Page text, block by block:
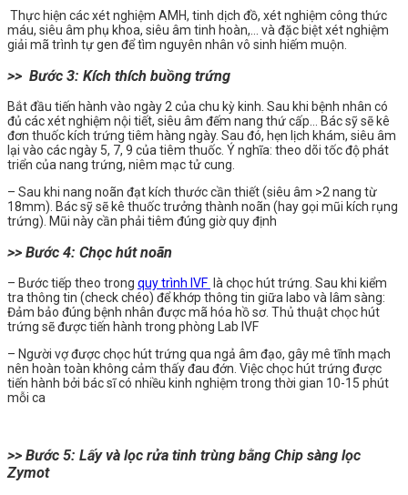
Thực hiện các xét nghiệm AMH, tinh dịch đồ, xét nghiệm công thức
máu, siêu âm phụ khoa, siêu âm tinh hoàn,… và đặc biệt xét nghiệm
giải mã trình tự gen để tìm nguyên nhân vô sinh hiếm muộn.
>> Bước 3: Kích thích buồng trứng
Bắt đầu tiến hành vào ngày 2 của chu kỳ kinh. Sau khi bệnh nhân có
đủ các xét nghiệm nội tiết, siêu âm đếm nang thứ cấp… Bác sỹ sẽ kê
đơn thuốc kích trứng tiêm hàng ngày. Sau đó, hẹn lịch khám, siêu âm
lại vào các ngày 5, 7, 9 của tiêm thuốc. Ý nghĩa: theo dõi tốc độ phát
triển của nang trứng, niêm mạc tử cung.
– Sau khi nang noãn đạt kích thước cần thiết (siêu âm >2 nang từ
18mm). Bác sỹ sẽ kê thuốc trưởng thành noãn (hay gọi mũi kích rụng
trứng). Mũi này cần phải tiêm đúng giờ quy định
>> Bước 4: Chọc hút noãn
– Bước tiếp theo trong quy trình IVF là chọc hút trứng. Sau khi kiểm
tra thông tin (check chéo) để khớp thông tin giữa labo và lâm sàng:
Đảm bảo đúng bệnh nhân được mã hóa hồ sơ. Thủ thuật chọc hút
trứng sẽ được tiến hành trong phòng Lab IVF
– Người vợ được chọc hút trứng qua ngả âm đạo, gây mê tĩnh mạch
nên hoàn toàn không cảm thấy đau đớn. Việc chọc hút trứng được
tiến hành bởi bác sĩ có nhiều kinh nghiệm trong thời gian 10-15 phút
mỗi ca
>> Bước 5: Lấy và lọc rửa tinh trùng bằng Chip sàng lọc
Zymot